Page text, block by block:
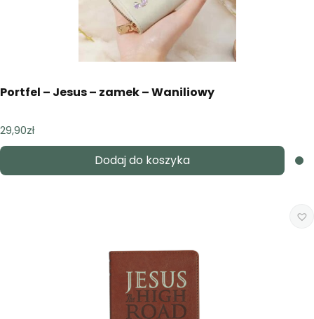
Portfel – Jesus – zamek – Waniliowy
29,90zł
Dodaj do koszyka